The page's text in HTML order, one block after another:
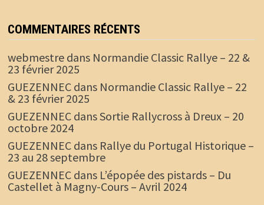
COMMENTAIRES RÉCENTS
webmestredans Normandie Classic Rallye – 22 &
23 février 2025
GUEZENNECdans Normandie Classic Rallye – 22
& 23 février 2025
GUEZENNECdansSortie Rallycross à Dreux – 20
octobre 2024
GUEZENNECdans Rallye du Portugal Historique –
23 au 28 septembre
GUEZENNECdans L’épopée des pistards – Du
Castellet à Magny-Cours – Avril 2024